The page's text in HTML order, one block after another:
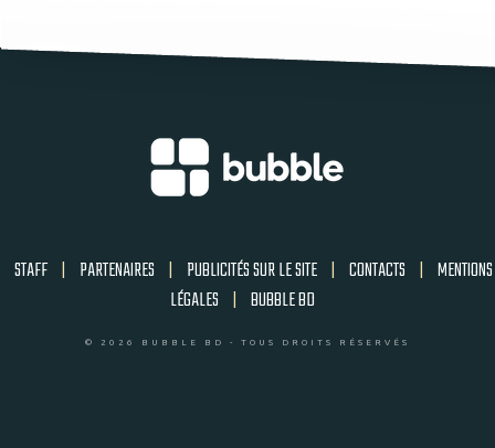
STAFF | PARTENAIRES | PUBLICITÉS SUR LE SITE | CONTACTS | MENTIONS
LÉGALES | BUBBLE BD
© 2026 BUBBLE BD - TOUS DROITS RÉSERVÉS